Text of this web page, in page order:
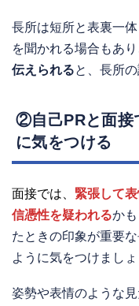
長所は短所と表裏一
を聞かれる場合もあり
伝えられると、長所
②自己PRと面接
に気をつける
面接では、 緊張して
信憑性を疑われるか
たときの印象が重要
ように気をつけましょ
姿勢や表情のような